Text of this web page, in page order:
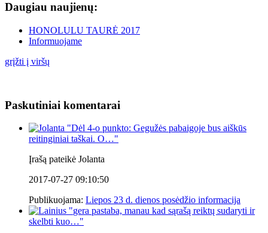
Daugiau naujienų:
HONOLULU TAURĖ 2017
Informuojame
grįžti į viršų
Paskutiniai komentarai
"Dėl 4-o punkto: Gegužės pabaigoje bus aiškūs
reitinginiai taškai. O…"
Įrašą pateikė Jolanta
2017-07-27 09:10:50
Publikuojama: Liepos 23 d. dienos posėdžio informacija
"gera pastaba, manau kad sąrašą reiktų sudaryti ir
skelbti kuo…"